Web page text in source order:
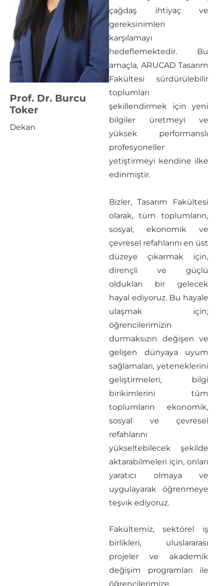
Prof. Dr. Burcu
Toker
Dekan
çağdaş ihtiyaç ve
gereksinimleri
karşılamayı
hedeflemektedir. Bu
amaçla, ARUCAD Tasarım
Fakültesi sürdürülebilir
toplumları
şekillendirmek için yeni
bilgiler üretmeyi ve
yüksek performanslı
profesyoneller
yetiştirmeyi kendine ilke
edinmiştir.
Bizler, Tasarım Fakültesi
olarak, tüm toplumların,
sosyal, ekonomik ve
çevresel refahlarını en üst
düzeye çıkarmak için,
dirençli ve güçlü
oldukları bir gelecek
hayal ediyoruz. Bu hayale
ulaşmak için;
öğrencilerimizin
durmaksızın değişen ve
gelişen dünyaya uyum
sağlamaları, yeteneklerini
geliştirmeleri, bilgi
birikimlerini tüm
toplumların ekonomik,
sosyal ve çevresel
refahlarını
yükseltebilecek şekilde
aktarabilmeleri için, onları
yaratıcı olmaya ve
uygulayarak öğrenmeye
teşvik ediyoruz.
Fakültemiz, sektörel iş
birlikleri, uluslararası
projeler ve akademik
değişim programları ile
öğrencilerimize